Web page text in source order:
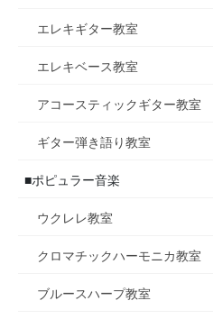
エレキギター教室
エレキベース教室
アコースティックギター教室
ギター弾き語り教室
■ポピュラー音楽
ウクレレ教室
クロマチックハーモニカ教室
ブルースハープ教室